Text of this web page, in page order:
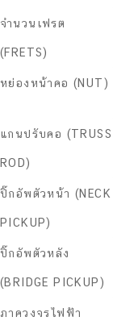
จำนวนเฟรต
(FRETS)
หย่องหน้าคอ (NUT)
แกนปรับคอ (TRUSS
ROD)
ปิ๊กอัพตัวหน้า (NECK
PICKUP)
ปิ๊กอัพตัวหลัง
(BRIDGE PICKUP)
ภาควงจรไฟฟ้า